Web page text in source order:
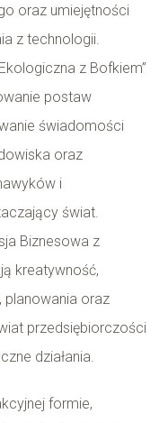
oraz umiejętności
z technologii.
z Bofkiem”
postaw
świadomości
oraz
i
świat.
Biznesowa z
kreatywność,
planowania oraz
przedsiębiorczości
działania.
formie,